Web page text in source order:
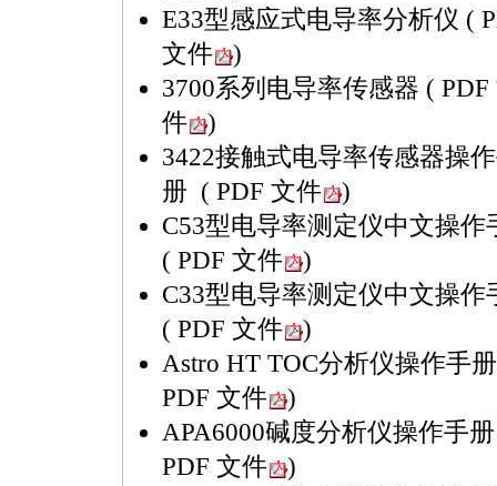
E33型感应式电导率分析仪 (
文件
)
3700系列电导率传感器 ( PDF
件
)
3422接触式电导率传感器操
册 ( PDF 文件
)
C53型电导率测定仪中文操作
( PDF 文件
)
C33型电导率测定仪中文操作
( PDF 文件
)
Astro HT TOC分析仪操作手
PDF 文件
)
APA6000碱度分析仪操作手
PDF 文件
)